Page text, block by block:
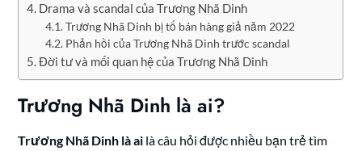
Drama và scandal của Trương Nhã Dinh
Trương Nhã Dinh bị tố bán hàng giả năm 2022
Phản hồi của Trương Nhã Dinh trước scandal
Đời tư và mối quan hệ của Trương Nhã Dinh
Trương Nhã Dinh là ai?
Trương Nhã Dinh là ai là câu hỏi được nhiều bạn trẻ tìm